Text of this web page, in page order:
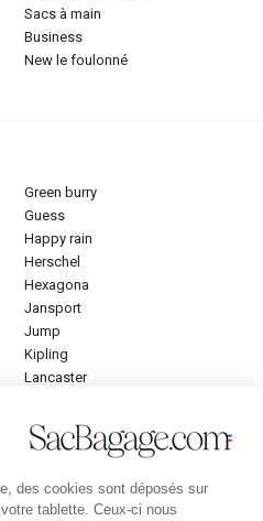
sacs à main
business
new le foulonné
green burry
guess
happy rain
herschel
hexagona
jansport
jump
kipling
lancaster
le tanneur
longchamp
mac alyster
naf-naf
des cookies sont déposés sur
tablette. Ceux-ci nous